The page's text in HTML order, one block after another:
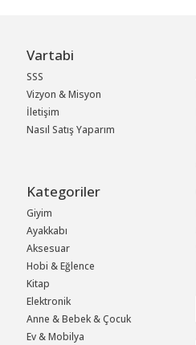
Vartabi
SSS
Vizyon & Misyon
İletişim
Nasıl Satış Yaparım
Kategoriler
Giyim
Ayakkabı
Aksesuar
Hobi & Eğlence
Kitap
Elektronik
Anne & Bebek & Çocuk
Ev & Mobilya